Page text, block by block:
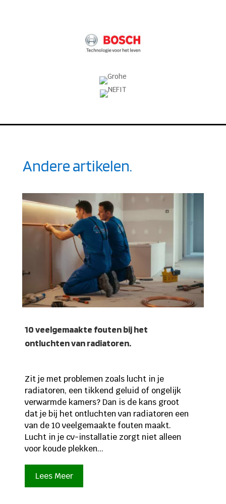
Andere artikelen.
10 veelgemaakte fouten bij het
ontluchten van radiatoren.
Zit je met problemen zoals lucht in je
radiatoren, een tikkend geluid of ongelijk
verwarmde kamers? Dan is de kans groot
dat je bij het ontluchten van radiatoren een
van de 10 veelgemaakte fouten maakt.
Lucht in je cv-installatie zorgt niet alleen
voor koude plekken...
Lees Meer